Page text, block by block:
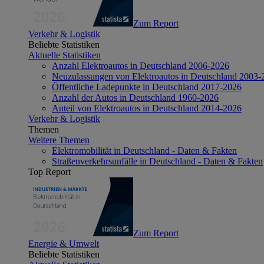
Zum Report
Verkehr & Logistik
Beliebte Statistiken
Aktuelle Statistiken
Anzahl Elektroautos in Deutschland 2006-2026
Neuzulassungen von Elektroautos in Deutschland 2003-
Öffentliche Ladepunkte in Deutschland 2017-2026
Anzahl der Autos in Deutschland 1960-2026
Anteil von Elektroautos in Deutschland 2014-2026
Verkehr & Logistik
Themen
Weitere Themen
Elektromobilität in Deutschland - Daten & Fakten
Straßenverkehrsunfälle in Deutschland - Daten & Fakten
Top Report
Zum Report
Energie & Umwelt
Beliebte Statistiken